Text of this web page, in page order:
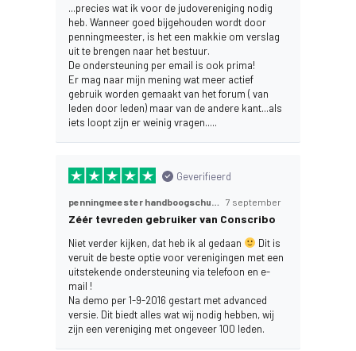
...precies wat ik voor de judovereniging nodig
heb. Wanneer goed bijgehouden wordt door
penningmeester, is het een makkie om verslag
uit te brengen naar het bestuur.
De ondersteuning per email is ook prima!
Er mag naar mijn mening wat meer actief
gebruik worden gemaakt van het forum ( van
leden door leden) maar van de andere kant...als
iets loopt zijn er weinig vragen.....
Geverifieerd
penningmeester handboogschutters vereniging, 7 september
Zéér tevreden gebruiker van Conscribo
Niet verder kijken, dat heb ik al gedaan
Dit is
veruit de beste optie voor verenigingen met een
uitstekende ondersteuning via telefoon en e-
mail !
Na demo per 1-9-2016 gestart met advanced
versie. Dit biedt alles wat wij nodig hebben, wij
zijn een vereniging met ongeveer 100 leden.